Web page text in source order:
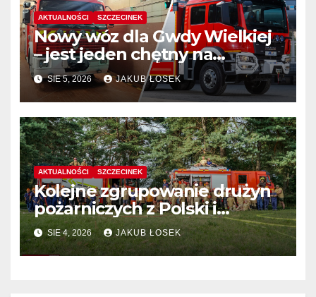
AKTUALNOŚCI SZCZECINEK
Nowy wóz dla Gwdy Wielkiej
– jest jeden chętny na
dostawę
SIE 5, 2026 JAKUB ŁOSEK
AKTUALNOŚCI SZCZECINEK
Kolejne zgrupowanie drużyn
pożarniczych z Polski i
Niemiec w regionie
SIE 4, 2026 JAKUB ŁOSEK